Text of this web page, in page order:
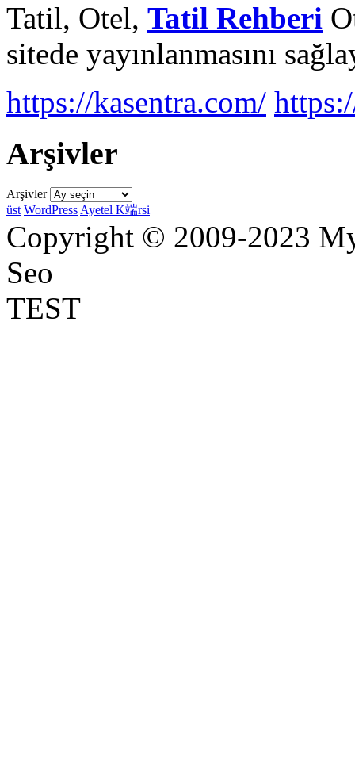
Tatil, Otel, Tatil Rehberi
sitede yayınlanmasını
https://kasentra.com/
Arşivler
Arşivler
üst WordPress Ayetel K端rsi
Copyright © 2009-2023
Seo
TEST